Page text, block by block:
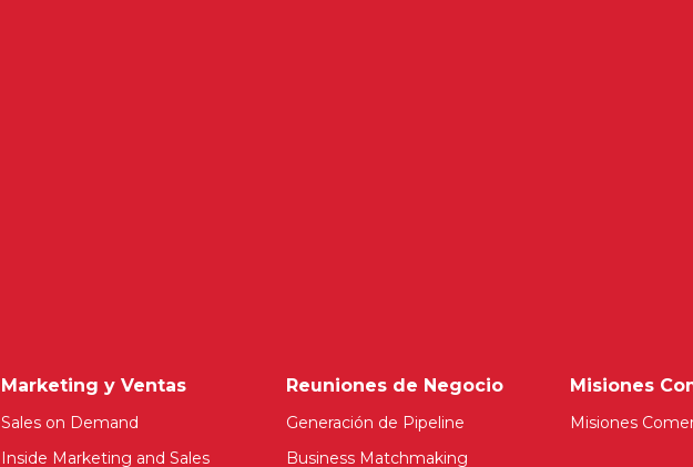
Marketing y Ventas
Sales on Demand
Inside Marketing and Sales
Reuniones de Negocio
Generación de Pipeline
Business Matchmaking
Misiones
Misiones